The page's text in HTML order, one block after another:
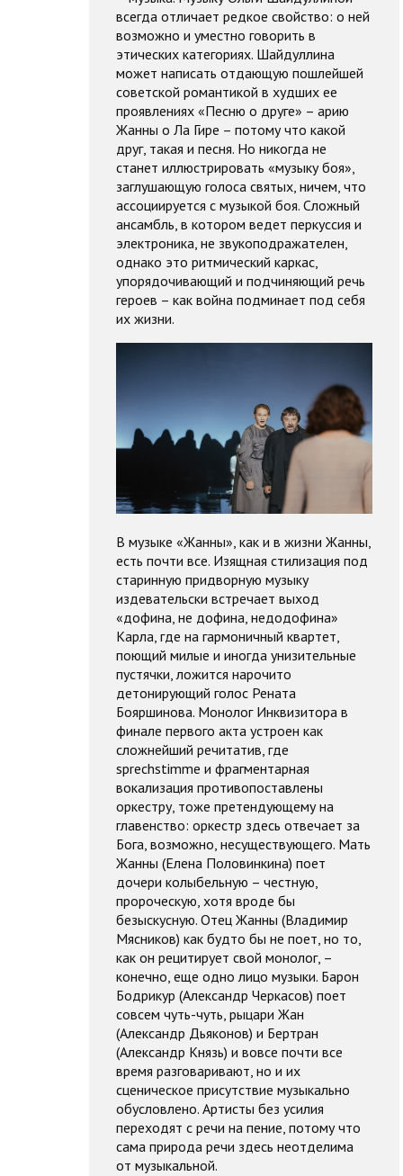
всегда отличает редкое свойство: о ней
возможно и уместно говорить в
этических категориях. Шайдуллина
может написать отдающую пошлейшей
советской романтикой в худших ее
проявлениях «Песню о друге» – арию
Жанны о Ла Гире – потому что какой
друг, такая и песня. Но никогда не
станет иллюстрировать «музыку боя»,
заглушающую голоса святых, ничем, что
ассоциируется с музыкой боя. Сложный
ансамбль, в котором ведет перкуссия и
электроника, не звукоподражателен,
однако это ритмический каркас,
упорядочивающий и подчиняющий речь
героев – как война подминает под себя
их жизни.
В музыке «Жанны», как и в жизни Жанны,
есть почти все. Изящная стилизация под
старинную придворную музыку
издевательски встречает выход
«дофина, не дофина, недодофина»
Карла, где на гармоничный квартет,
поющий милые и иногда унизительные
пустячки, ложится нарочито
детонирующий голос Рената
Бояршинова. Монолог Инквизитора в
финале первого акта устроен как
сложнейший речитатив, где
sprechstimme и фрагментарная
вокализация противопоставлены
оркестру, тоже претендующему на
главенство: оркестр здесь отвечает за
Бога, возможно, несуществующего. Мать
Жанны (Елена Половинкина) поет
дочери колыбельную – честную,
пророческую, хотя вроде бы
безыскусную. Отец Жанны (Владимир
Мясников) как будто бы не поет, но то,
как он рецитирует свой монолог, –
конечно, еще одно лицо музыки. Барон
Бодрикур (Александр Черкасов) поет
совсем чуть-чуть, рыцари Жан
(Александр Дьяконов) и Бертран
(Александр Князь) и вовсе почти все
время разговаривают, но и их
сценическое присутствие музыкально
обусловлено. Артисты без усилия
переходят с речи на пение, потому что
сама природа речи здесь неотделима
от музыкальной.